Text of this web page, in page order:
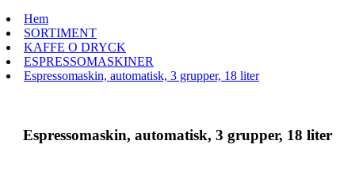
Hem
SORTIMENT
KAFFE O DRYCK
ESPRESSOMASKINER
Espressomaskin, automatisk, 3 grupper, 18 liter
Espressomaskin, automatisk, 3 grupper, 18 liter